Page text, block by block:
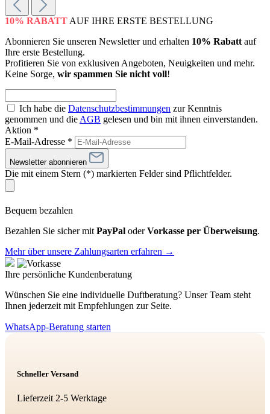
10% RABATT AUF IHRE ERSTE BESTELLUNG
Abonnieren Sie unseren Newsletter und erhalten 10% Rabatt auf
Ihre erste Bestellung.
Profitieren Sie von exklusiven Angeboten, Neuigkeiten und mehr.
Keine Sorge, wir spammen Sie nicht voll!
Ich habe die Datenschutzbestimmungen zur Kenntnis
genommen und die AGB gelesen und bin mit ihnen einverstanden.
Aktion *
E-Mail-Adresse *
Newsletter abonnieren
Die mit einem Stern (*) markierten Felder sind Pflichtfelder.
Bequem bezahlen
Bezahlen Sie sicher mit PayPal oderVorkasse per Überweisung.
Mehr über unsere Zahlungsarten erfahren →
Ihre persönliche Kundenberatung
Wünschen Sie eine individuelle Duftberatung? Unser Team steht
Ihnen jederzeit mit Empfehlungen zur Seite.
WhatsApp-Beratung starten
Schneller Versand
Lieferzeit 2-5 Werktage